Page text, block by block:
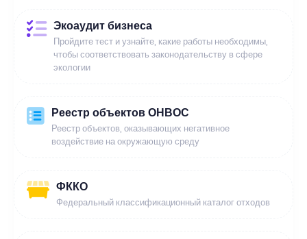
Экоаудит бизнеса
Пройдите тест и узнайте, какие работы необходимы,
чтобы соответствовать законодательству в сфере
экологии
Реестр объектов ОНВОС
Реестр объектов, оказывающих негативное
воздействие на окружающую среду
ФККО
Федеральный классификационный каталог отходов